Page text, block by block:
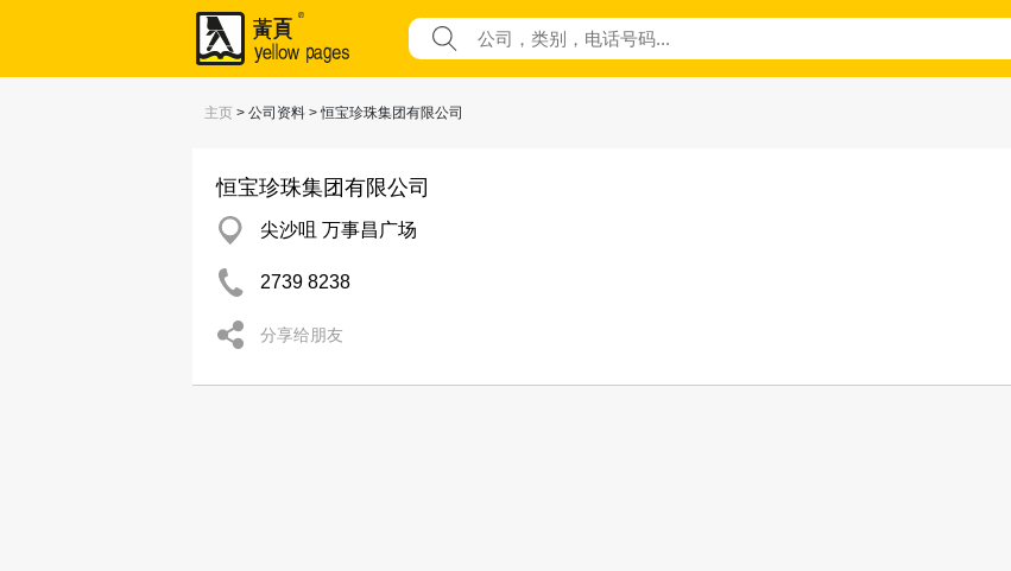
主页 > 公司资料 > 恒宝珍珠集团有限公司
恒宝珍珠集团有限公司
尖沙咀 万事昌广场
2739 8238
分享给朋友